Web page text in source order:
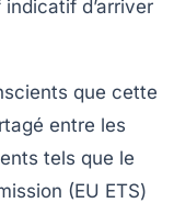
d’arriver
que cette
entre les
tels que le
(EU ETS)